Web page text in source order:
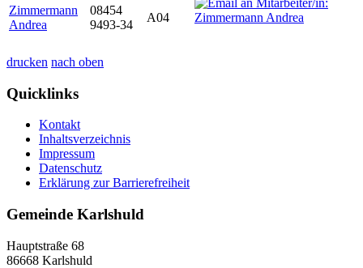
Zimmermann
Andrea
08454
9493-34
A04
drucken nach oben
Quicklinks
Kontakt
Inhaltsverzeichnis
Impressum
Datenschutz
Erklärung zur Barrierefreiheit
Gemeinde Karlshuld
Hauptstraße 68
86668 Karlshuld